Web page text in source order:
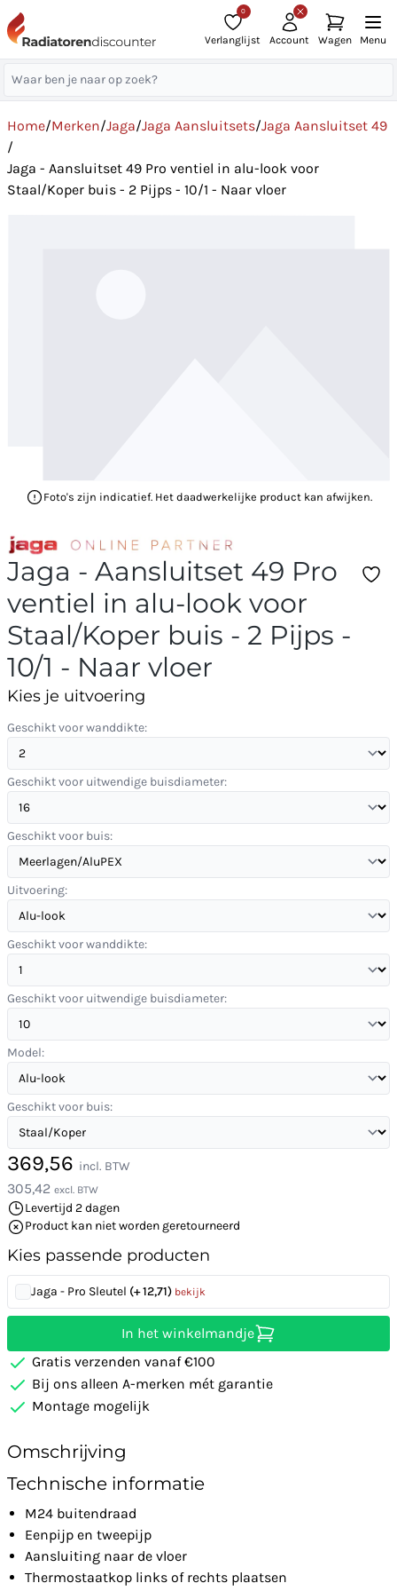
0
Verlanglijst Account Wagen Menu
Home/Merken/Jaga/Jaga Aansluitsets/Jaga Aansluitset 49
/
Jaga - Aansluitset 49 Pro ventiel in alu-look voor
Staal/Koper buis - 2 Pijps - 10/1 - Naar vloer
Foto's zijn indicatief. Het daadwerkelijke product kan afwijken.
Jaga - Aansluitset 49 Pro
ventiel in alu-look voor
Staal/Koper buis - 2 Pijps -
10/1 - Naar vloer
Kies je uitvoering
Geschikt voor wanddikte:
Geschikt voor uitwendige buisdiameter:
Geschikt voor buis:
Uitvoering:
Geschikt voor wanddikte:
Geschikt voor uitwendige buisdiameter:
Model:
Geschikt voor buis:
369,56 incl. BTW
305,42 excl. BTW
Levertijd 2 dagen
Product kan niet worden geretourneerd
Kies passende producten
Jaga - Pro Sleutel (+ 12,71) bekijk
In het winkelmandje
Gratis verzenden vanaf €100
Bij ons alleen A-merken mét garantie
Montage mogelijk
Omschrijving
Technische informatie
M24 buitendraad
Eenpijp en tweepijp
Aansluiting naar de vloer
Thermostaatkop links of rechts plaatsen